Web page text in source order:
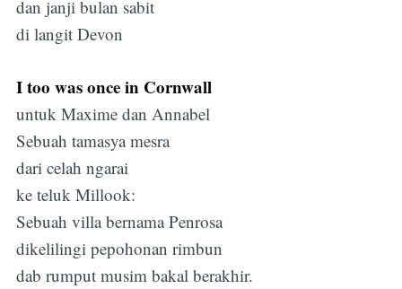
dan janji bulan sabit
di langit Devon
I too was once in Cornwall
untuk Maxime dan Annabel
Sebuah tamasya mesra
dari celah ngarai
ke teluk Millook:
Sebuah villa bernama Penrosa
dikelilingi pepohonan rimbun
dab rumput musim bakal berakhir.